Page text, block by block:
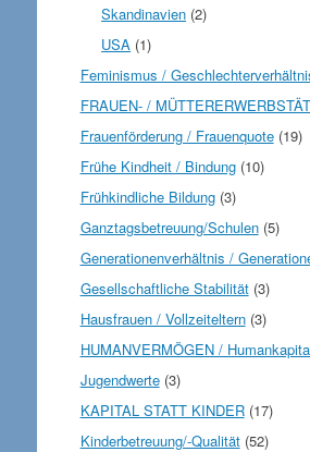
Skandinavien (2)
USA (1)
Feminismus /
FRAUEN- /
Frauenförderung / Frauenquote(19)
Frühe Kindheit / Bindung(10)
Frühkindliche Bildung(3)
Ganztagsbetreuung/Schulen(5)
Generationenverhältnis /
Gesellschaftliche Stabilität(3)
Hausfrauen / Vollzeiteltern(3)
HUMANVERMÖGEN /
Jugendwerte(3)
KAPITAL STATT KINDER(17)
Kinderbetreuung/-Qualität(52)